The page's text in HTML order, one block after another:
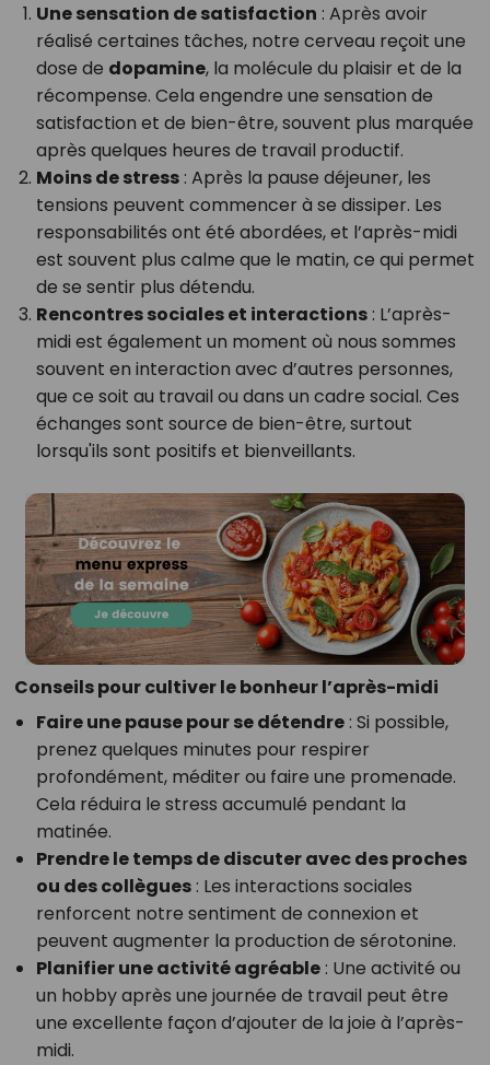
Une sensation de satisfaction : Après avoir
réalisé certaines tâches, notre cerveau reçoit une
dose de dopamine, la molécule du plaisir et de la
récompense. Cela engendre une sensation de
satisfaction et de bien-être, souvent plus marquée
après quelques heures de travail productif.
Moins de stress: Après la pause déjeuner, les
tensions peuvent commencer à se dissiper. Les
responsabilités ont été abordées, et l’après-midi
est souvent plus calme que le matin, ce qui permet
de se sentir plus détendu.
Rencontres sociales et interactions: L’après-
midi est également un moment où nous sommes
souvent en interaction avec d’autres personnes,
que ce soit au travail ou dans un cadre social. Ces
échanges sont source de bien-être, surtout
lorsqu'ils sont positifs et bienveillants.
Conseils pour cultiver le bonheur l’après-midi
Faire une pause pour se détendre: Si possible,
prenez quelques minutes pour respirer
profondément, méditer ou faire une promenade.
Cela réduira le stress accumulé pendant la
matinée.
Prendre le temps de discuter avec des proches
ou des collègues: Les interactions sociales
renforcent notre sentiment de connexion et
peuvent augmenter la production de sérotonine.
Planifier une activité agréable: Une activité ou
un hobby après une journée de travail peut être
une excellente façon d’ajouter de la joie à l’après-
midi.